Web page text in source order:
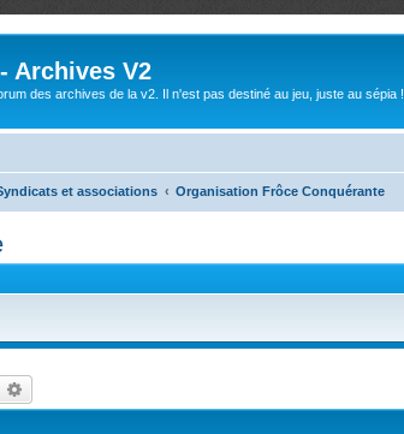
Archives V2
des archives de la v2. Il n'est pas destiné au jeu, juste au sépia !
et associations Organisation Frôce Conquérante
Rechercher